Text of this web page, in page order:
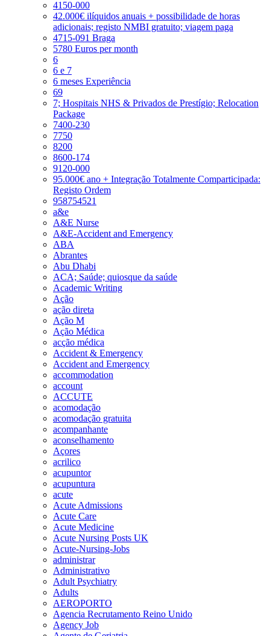
4150-000
42.000€ ilíquidos anuais + possibilidade de horas
adicionais; registo NMBI gratuito; viagem paga
4715-091 Braga
5780 Euros per month
6
6 e 7
6 meses Experiência
69
7; Hospitais NHS & Privados de Prestígio; Relocation
Package
7400-230
7750
8200
8600-174
9120-000
95.000€ ano + Integração Totalmente Comparticipada:
Registo Ordem
958754521
a&e
A&E Nurse
A&E-Accident and Emergency
ABA
Abrantes
Abu Dhabi
ACA; Saúde; quiosque da saúde
Academic Writing
Ação
ação direta
Ação M
Ação Médica
acção médica
Accident & Emergency
Accident and Emergency
accommodation
account
ACCUTE
acomodação
acomodação gratuita
acompanhante
aconselhamento
Açores
acrilico
acupuntor
acupuntura
acute
Acute Admissions
Acute Care
Acute Medicine
Acute Nursing Posts UK
Acute-Nursing-Jobs
administrar
Administrativo
Adult Psychiatry
Adults
AEROPORTO
Agencia Recrutamento Reino Unido
Agency Job